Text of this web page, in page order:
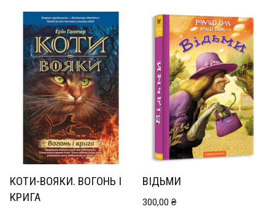
КОТИ-ВОЯКИ. ВОГОНЬ І
КРИГА
ВІДЬМИ
300,00₴